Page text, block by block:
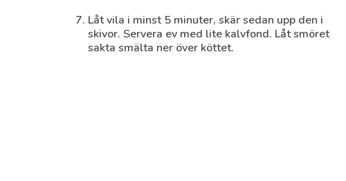
Låt vila i minst 5 minuter, skär sedan upp den i
skivor. Servera ev med lite kalvfond. Låt smöret
sakta smälta ner över köttet.